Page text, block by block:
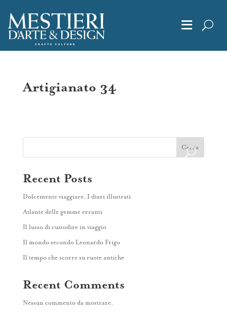
≡
Editoriali
Archivio
Contatti
Artigianato 34
Cerca
Recent Posts
Dolcemente viaggiare. I diari illustrati
Atlante delle gemme erranti
Il lusso di custodire in viaggio
Il mondo secondo Leonardo Frigo
Il tempo che scorre su ruote antiche
Recent Comments
Nessun commento da mostrare.